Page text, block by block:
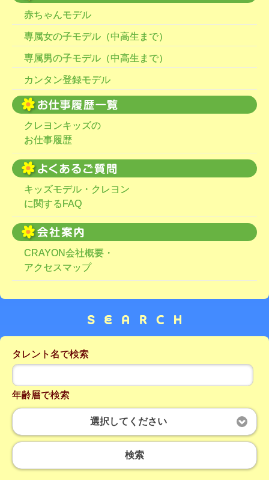
赤ちゃんモデル
専属女の子モデル（中高生まで）
専属男の子モデル（中高生まで）
カンタン登録モデル
クレヨンキッズの
お仕事履歴
キッズモデル・クレヨン
に関するFAQ
CRAYON会社概要・
アクセスマップ
タレント名で検索
年齢層で検索
選択してください
検索